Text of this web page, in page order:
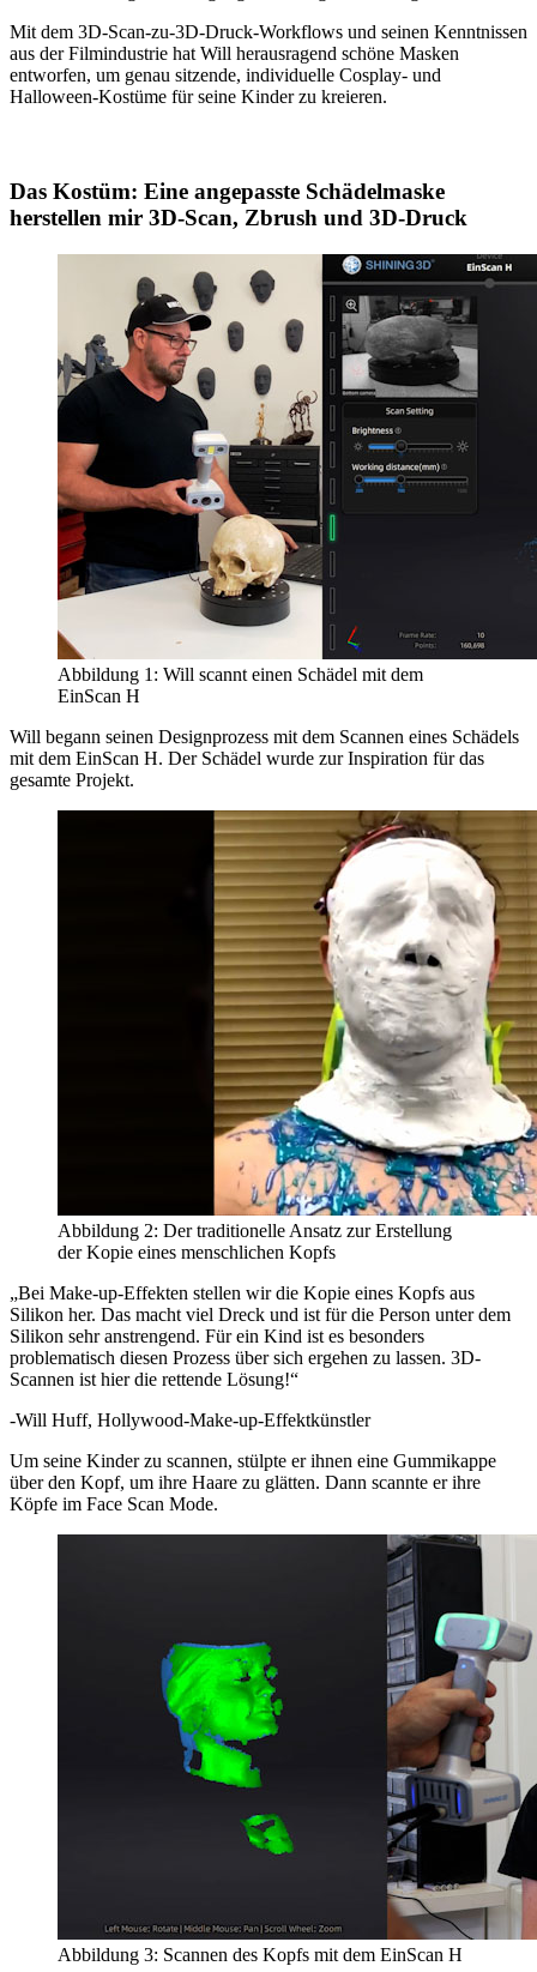
Mit dem 3D-Scan-zu-3D-Druck-Workflows und seinen Kenntnissen
aus der Filmindustrie hat Will herausragend schöne Masken
entworfen, um genau sitzende, individuelle Cosplay- und
Halloween-Kostüme für seine Kinder zu kreieren.
Das Kostüm: Eine angepasste Schädelmaske
herstellen mir 3D-Scan, Zbrush und 3D-Druck
Abbildung 1: Will scannt einen Schädel mit dem
EinScan H
Will begann seinen Designprozess mit dem Scannen eines Schädels
mit dem EinScan H. Der Schädel wurde zur Inspiration für das
gesamte Projekt.
Abbildung 2: Der traditionelle Ansatz zur Erstellung
der Kopie eines menschlichen Kopfs
„Bei Make-up-Effekten stellen wir die Kopie eines Kopfs aus
Silikon her. Das macht viel Dreck und ist für die Person unter dem
Silikon sehr anstrengend. Für ein Kind ist es besonders
problematisch diesen Prozess über sich ergehen zu lassen. 3D-
Scannen ist hier die rettende Lösung!“
-Will Huff, Hollywood-Make-up-Effektkünstler
Um seine Kinder zu scannen, stülpte er ihnen eine Gummikappe
über den Kopf, um ihre Haare zu glätten. Dann scannte er ihre
Köpfe im Face Scan Mode.
Abbildung 3: Scannen des Kopfs mit dem EinScan H